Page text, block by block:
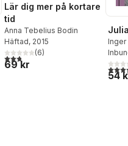
röster:
Lär dig mer på kortare
tid
Anna Tebelius Bodin
Häftad, 2015
2,8utav 5 stjärnor. Totalt antal
(6)
69 kr
4,0
54